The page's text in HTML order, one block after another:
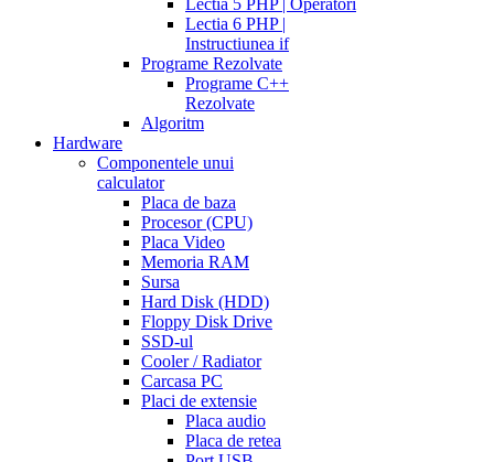
Lectia 5 PHP | Operatori
Lectia 6 PHP |
Instructiunea if
Programe Rezolvate
Programe C++
Rezolvate
Algoritm
Hardware
Componentele unui
calculator
Placa de baza
Procesor (CPU)
Placa Video
Memoria RAM
Sursa
Hard Disk (HDD)
Floppy Disk Drive
SSD-ul
Cooler / Radiator
Carcasa PC
Placi de extensie
Placa audio
Placa de retea